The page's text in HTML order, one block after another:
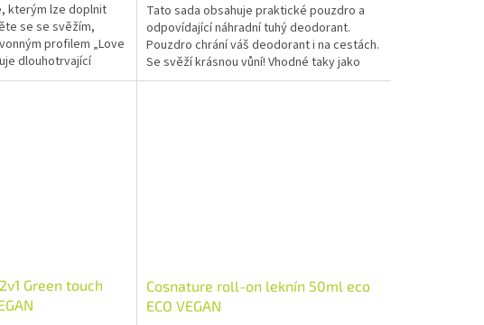
kterým lze doplnit
se se svěžím,
profilem „Love
dlouhotrvající
Tato sada obsahuje praktické pouzdro a
odpovídající náhradní tuhý deodorant.
Pouzdro chrání váš deodorant i na cestách.
Se svěží krásnou vůní! Vhodné taky jako
dárek.
Green touch
Cosnature roll-on leknín 50ml eco
ECO VEGAN